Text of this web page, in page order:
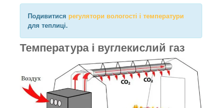
Подивитися регулятори вологості і температури
для теплиці.
Температура і вуглекислий газ